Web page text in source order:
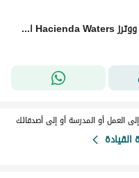
شاليه متشطب بالكامل للبيع في هاسيندا ووترز Hacienda Waters المرحلة الأولى موقع متميز من شركة بالم هيلز للتطوير العقاري
العمل أو المدرسة أو إلى أصدقائك